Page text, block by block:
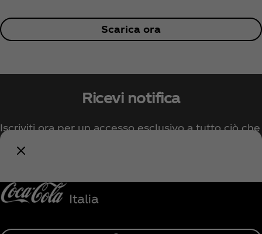
Scarica ora
Ricevi notifica
Iscriviti ora per un accesso esclusivo a tutto ciò che
riguarda Coca‑Cola!